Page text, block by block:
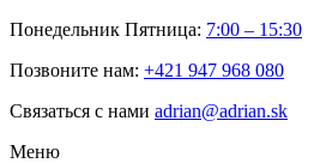
Понедельник Пятница: 7:00 – 15:30
Позвоните нам: +421 947 968 080
Связаться с нами adrian@adrian.sk
Меню